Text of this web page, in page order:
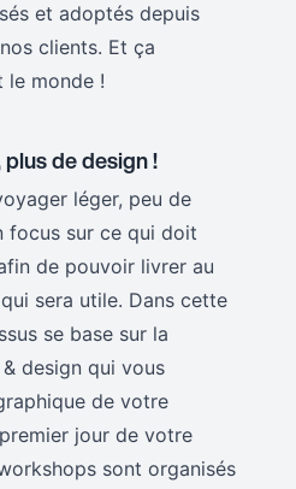
et adoptés depuis
clients. Et ça
monde !
de design !
léger, peu de
focus sur ce qui doit
de pouvoir livrer au
sera utile. Dans cette
se base sur la
design qui vous
de votre
jour de votre
sont organisés